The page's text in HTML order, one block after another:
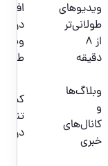
ویدیوهای
طولانی‌تر
از ۸
دقیقه
وبلاگ‌ها
و
کانال‌های
خبری
کمک
تنوع
درآمد